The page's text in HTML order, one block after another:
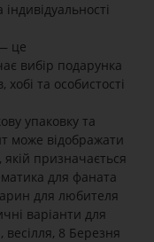
це
вибір подарунка
та особистості
упаковку та
може відображати
призначається
для фаната
для любителя
варіанти для
8 Березня